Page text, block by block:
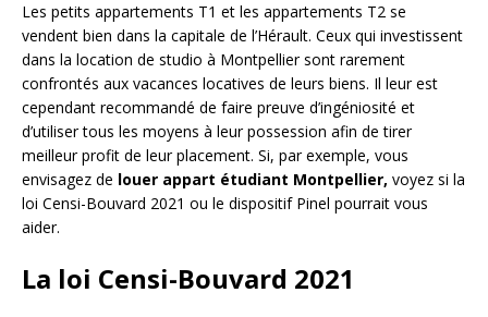
Les petits appartements T1 et les appartements T2 se
vendent bien dans la capitale de l’Hérault. Ceux qui investissent
dans la location de studio à Montpellier sont rarement
confrontés aux vacances locatives de leurs biens. Il leur est
cependant recommandé de faire preuve d’ingéniosité et
d’utiliser tous les moyens à leur possession afin de tirer
meilleur profit de leur placement. Si, par exemple, vous
envisagez de louer appart étudiant Montpellier, voyez si la
loi Censi-Bouvard 2021 ou le dispositif Pinel pourrait vous
aider.
La loi Censi-Bouvard 2021